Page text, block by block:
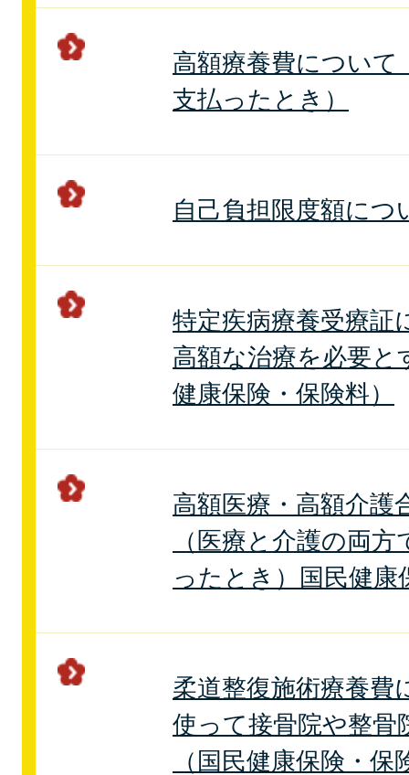
高額療養費について
支払ったとき）
自己負担限度額につ
特定疾病療養受療証
高額な治療を必要と
健康保険・保険料）
高額医療・高額介護
（医療と介護の両
ったとき）国民健康
柔道整復施術療養費
使って接骨院や整骨
（国民健康保険・保